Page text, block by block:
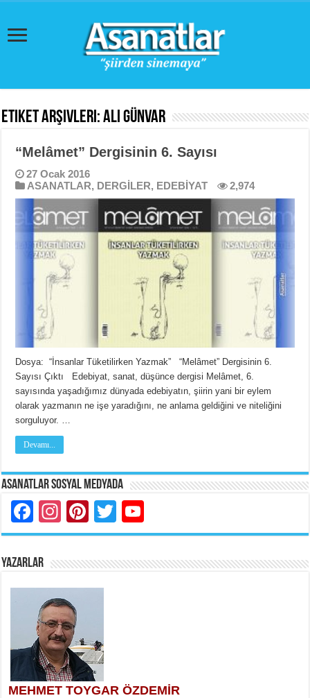
Etiket Arşivleri:Ali Günvar
“Melâmet” Dergisinin 6. Sayısı
27 Ocak 2016
ASANATLAR, DERGİLER, EDEBİYAT 2,974
Dosya: “İnsanlar Tüketilirken Yazmak” “Melâmet” Dergisinin 6.
Sayısı Çıktı Edebiyat, sanat, düşünce dergisi Melâmet, 6.
sayısında yaşadığımız dünyada edebiyatın, şiirin yani bir eylem
olarak yazmanın ne işe yaradığını, ne anlama geldiğini ve niteliğini
sorguluyor. …
Devamı...
Asanatlar Sosyal Medyada
Facebook
Instagram
Pinterest
Twitter
YAZARLAR
MEHMET TOYGAR ÖZDEMİR